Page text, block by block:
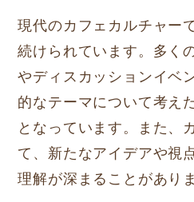
現代のカフェカルチャー
続けられています。多く
やディスカッションイベ
的なテーマについて考え
となっています。また、
て、新たなアイデアや視
理解が深まることがあり